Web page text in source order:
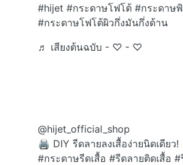
#hijet #กระดาษโฟโต้ #กระดาษ
#กระดาษโฟโต้ผิวกึ่งมันกึ่งด้าน
♬ เสียงต้นฉบับ - ♡︎ - ♡︎
@hijet_official_shop
🖨️ DIY รีดลายลงเสื้อง่ายนิดเดียว
#กระดาษรีดเสื้อ #รีดลายติดเสื้อ #